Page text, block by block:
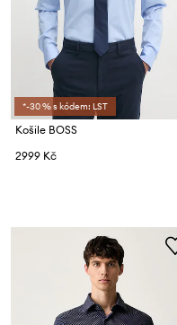
*-30 % s kódem: LST
Košile BOSS
2999 Kč